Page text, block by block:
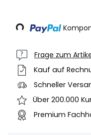
Loading...
Frage zum
Kauf auf
Schneller
Über 200.000
Premium